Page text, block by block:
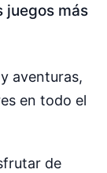
juegos más
aventuras,
en todo el
de